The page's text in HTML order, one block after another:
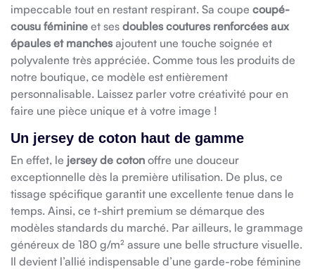
impeccable tout en restant respirant. Sa coupe coupé-
cousu féminine et ses doubles coutures renforcées aux
épaules et manchesajoutent une touche soignée et
polyvalente très appréciée. Comme tous les produits de
notre boutique, ce modèle est entièrement
personnalisable. Laissez parler votre créativité pour en
faire une pièce unique et à votre image !
Un jersey de coton haut de gamme
En effet, le jersey de coton offre une douceur
exceptionnelle dès la première utilisation. De plus, ce
tissage spécifique garantit une excellente tenue dans le
temps. Ainsi, ce t-shirt premium se démarque des
modèles standards du marché. Par ailleurs, le grammage
généreux de 180 g/m² assure une belle structure visuelle.
Il devient l’allié indispensable d’une garde-robe féminine